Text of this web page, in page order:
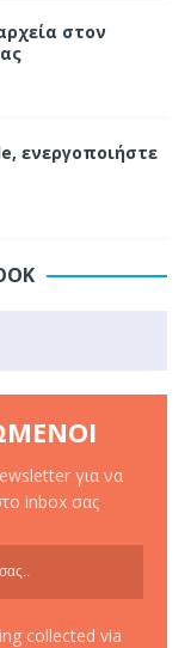
στον
ενεργοποιήστε
για να
inbox σας
collected via